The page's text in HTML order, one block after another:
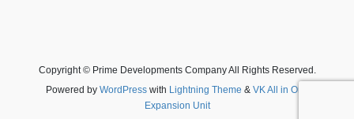
Copyright © Prime Developments Company All Rights Reserved.
Powered by WordPresswith Lightning Theme & VK All in One
Expansion Unit